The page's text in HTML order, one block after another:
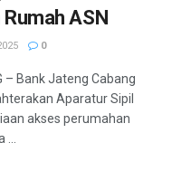
ASN
0
– Bank Jateng Cabang
Aparatur Sipil
akses perumahan
...